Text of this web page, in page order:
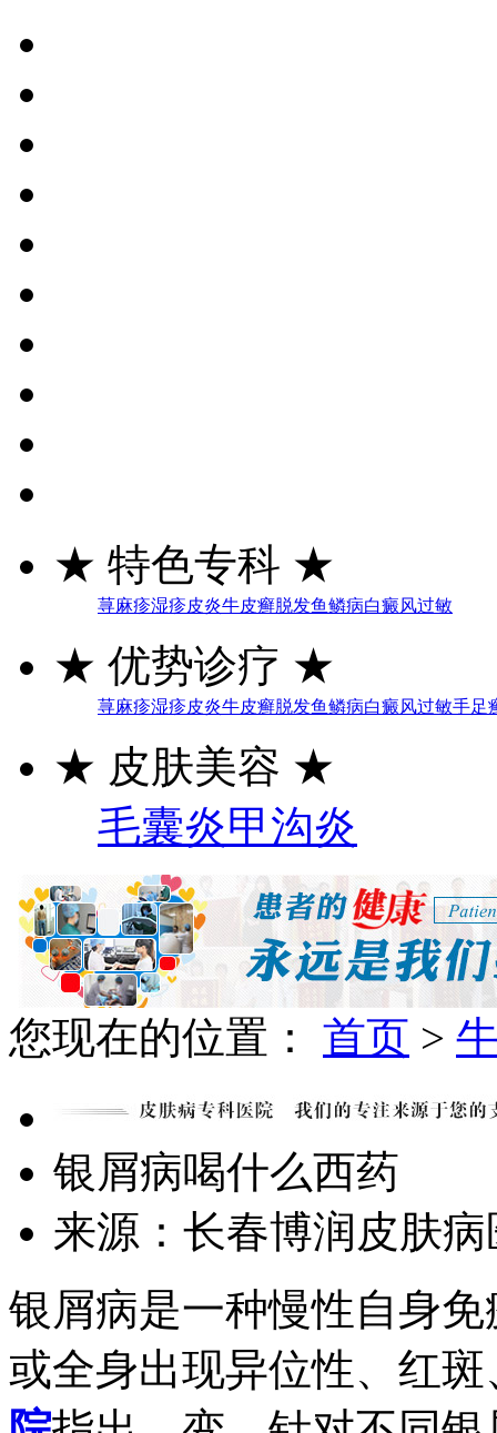
★ 特色专科 ★
荨麻疹湿疹皮炎牛皮癣脱发鱼鳞病白癜风过敏
★ 优势诊疗 ★
荨麻疹湿疹皮炎牛皮癣脱发鱼鳞病白癜风过敏手足
★ 皮肤美容 ★
毛囊炎甲沟炎
您现在的位置： 首页 >
银屑病喝什么西药
来源：长春博润皮肤
银屑病是一种慢性自身
或全身出现异位性、红